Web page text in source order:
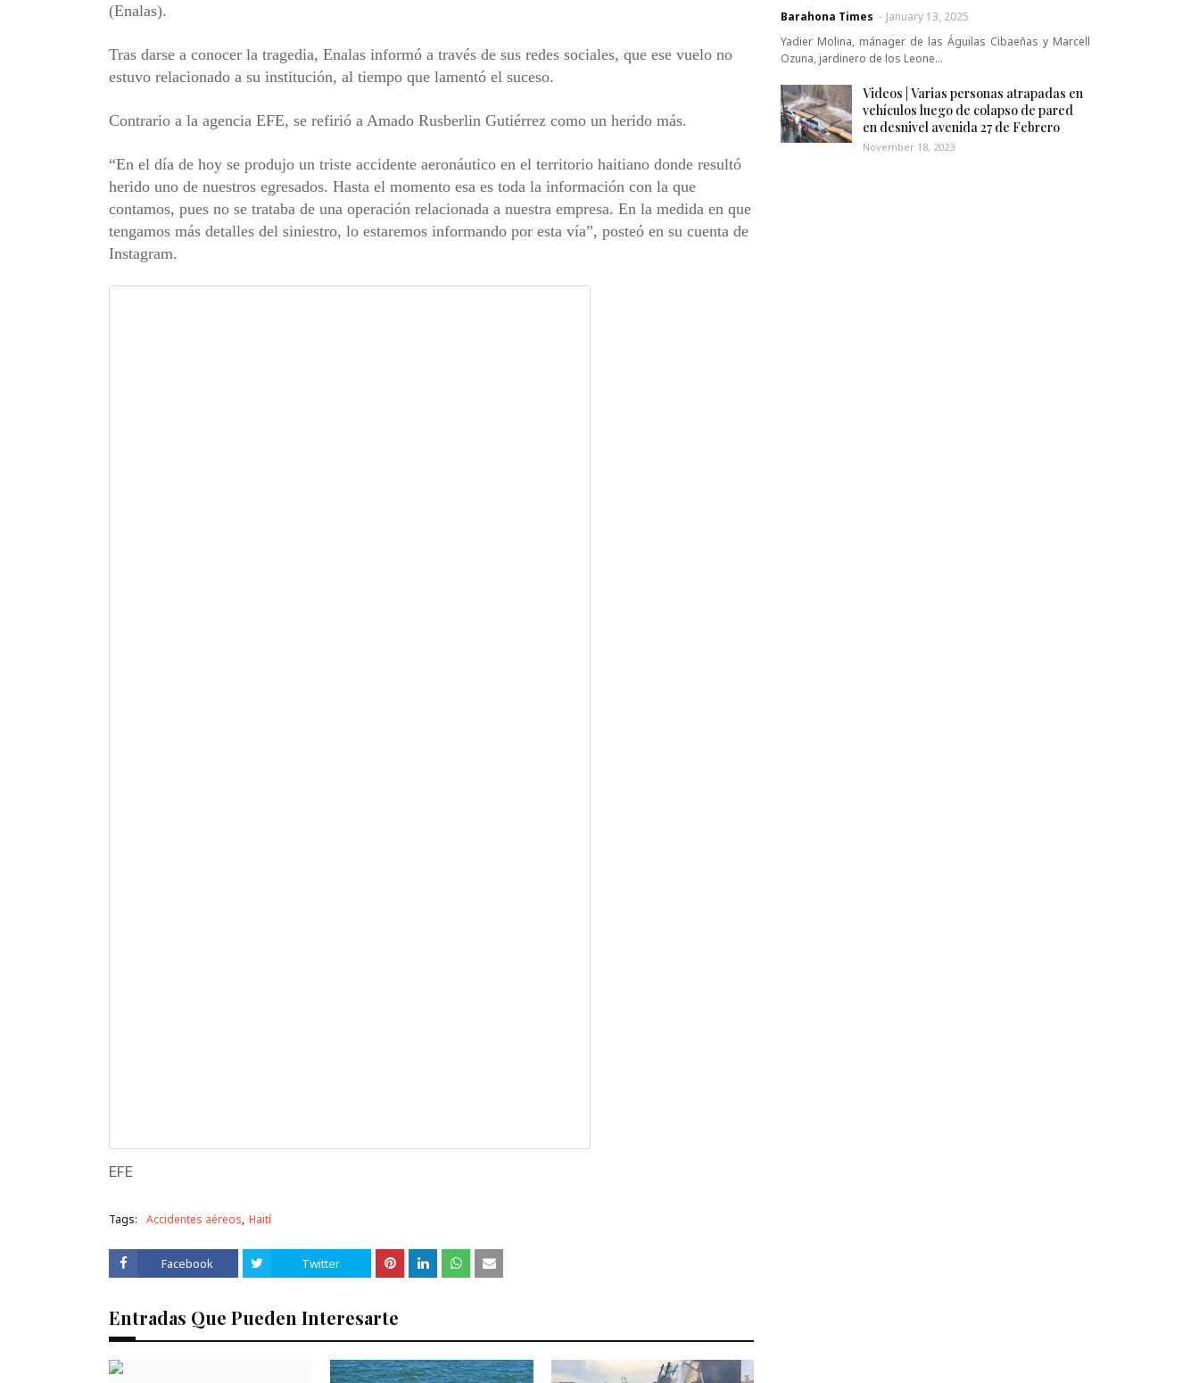
(Enalas).
Tras darse a conocer la tragedia, Enalas informó a través de sus redes sociales, que ese vuelo no
estuvo relacionado a su institución, al tiempo que lamentó el suceso.
Contrario a la agencia EFE, se refirió a Amado Rusberlin Gutiérrez como un herido más.
“En el día de hoy se produjo un triste accidente aeronáutico en el territorio haitiano donde resultó
herido uno de nuestros egresados. Hasta el momento esa es toda la información con la que
contamos, pues no se trataba de una operación relacionada a nuestra empresa. En la medida en que
tengamos más detalles del siniestro, lo estaremos informando por esta vía”, posteó en su cuenta de
Instagram.
EFE
Tags: Accidentes aéreos Haití
Facebook Twitter
Entradas Que Pueden Interesarte
Barahona Times - January 13, 2025
Yadier Molina, mánager de las Águilas Cibaeñas y Marcell
Ozuna, jardinero de los Leone…
Videos | Varias personas atrapadas en
vehículos luego de colapso de pared
en desnivel avenida 27 de Febrero
November 18, 2023